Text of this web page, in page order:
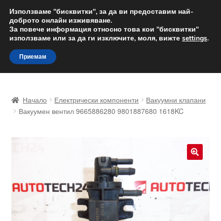
ДОСТАВКА от 12 лв.
Доставка по целия свят
Skip
to
navigation
Skip
to
content
Доставка по целия свят
Количка
Контакт
Начало Електрически компоненти
Вакуумни клапани
Вакуумен вентил 9665886280 9801887680 1618KC
Използваме "бисквитки", за да ви предоставим най-
доброто онлайн изживяване.
За повече информация относно това кои "бисквитки"
използваме или за да ги изключите, моля, вижте settings.
Приемам